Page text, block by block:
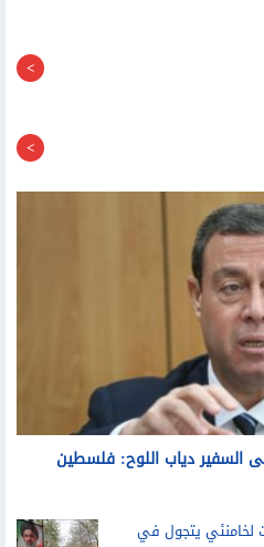
السفير دياب اللوح: فلسطين
لخامنئي يتجول في